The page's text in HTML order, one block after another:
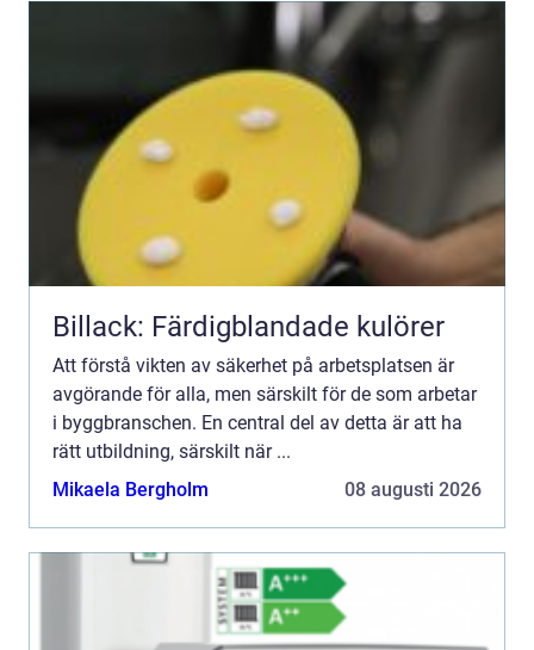
Billack: Färdigblandade kulörer
Att förstå vikten av säkerhet på arbetsplatsen är
avgörande för alla, men särskilt för de som arbetar
i byggbranschen. En central del av detta är att ha
rätt utbildning, särskilt när ...
Mikaela Bergholm
08 augusti 2026